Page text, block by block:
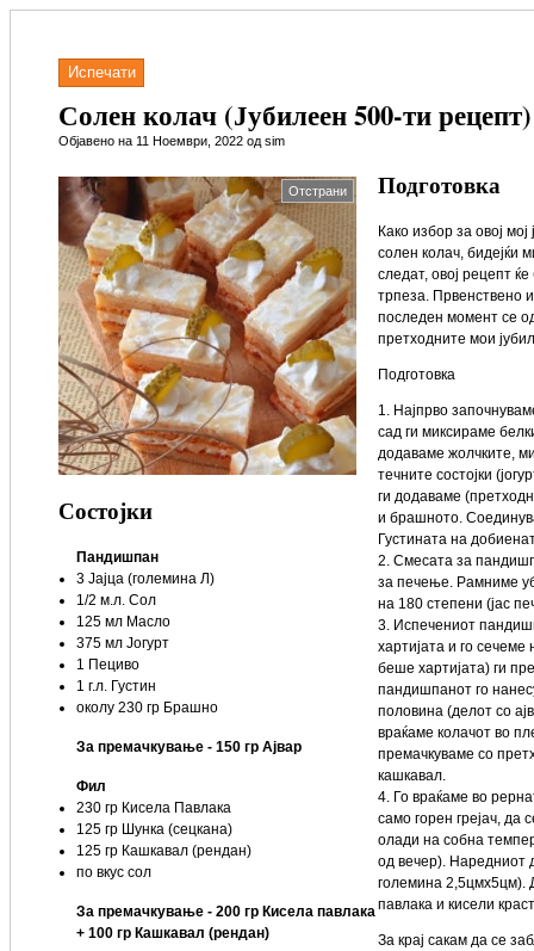
Испечати
Солен колач (Јубилеен 500-ти рецепт)
Објавено на 11 Ноември, 2022 од sim
Отстрани
Состојки
Пандишпан
3 Јајца (големина Л)
1/2 м.л. Сол
125 мл Масло
375 мл Јогурт
1 Пециво
1 г.л. Густин
околу 230 гр Брашно
За премачкување - 150 гр Ајвар
Фил
230 гр Кисела Павлака
125 гр Шунка (сецкана)
125 гр Кашкавал (рендан)
по вкус сол
За премачкување - 200 гр Кисела павлака
+ 100 гр Кашкавал (рендан)
Подготовка
Како избор за овој
солен колач, бидејќи
следат, овој рецепт
трпеза. Првенствено
последен момент се
претходните мои
Подготовка
1. Најпрво
сад ги миксираме
додаваме жолчките,
течните состојки
ги додаваме
и брашното.
Густината на
2. Смесата за
за печење. Рамниме
на 180 степени (јас
3. Испечениот
хартијата и го
беше хартијата) ги
пандишпанот го
половина (делот со
враќаме колачот во
премачкуваме со
кашкавал.
4. Го враќаме во
само горен грејач, да
олади на собна
од вечер). Наредниот
големина 2,5цмх5цм).
павлака и кисели
За крај сакам да се